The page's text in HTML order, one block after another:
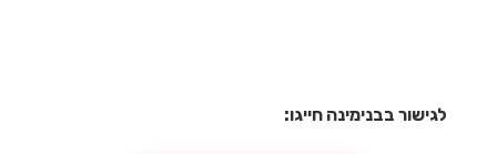
לגישור בבנימינה חייגו: